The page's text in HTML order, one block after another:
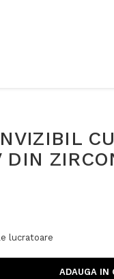
CU
DIN
lucratoare
ADAUGA IN